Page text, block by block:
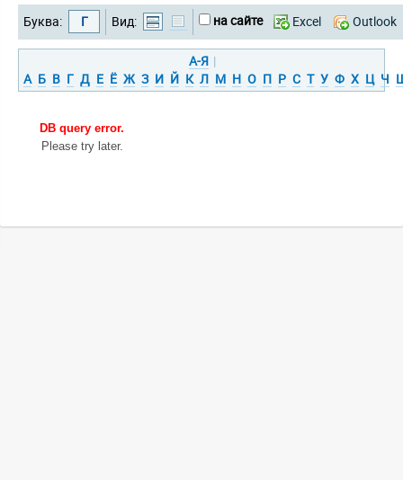
Буква: Г Вид: на сайте Excel Outlook
А-Я |
А Б В Г Д Е Ё Ж З И Й К Л М Н О П Р С Т У Ф Х Ц Ч
DB query error.
Please try later.